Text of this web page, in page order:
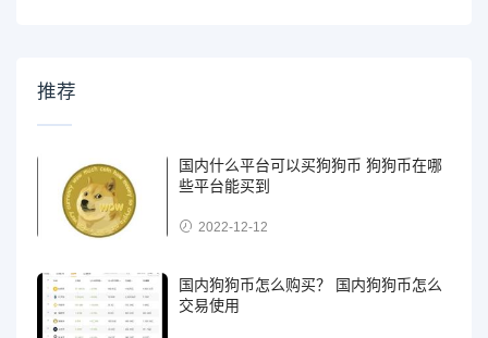
推荐
国内什么平台可以买狗狗币 狗狗币在哪
些平台能买到
2022-12-12
国内狗狗币怎么购买？ 国内狗狗币怎么
交易使用